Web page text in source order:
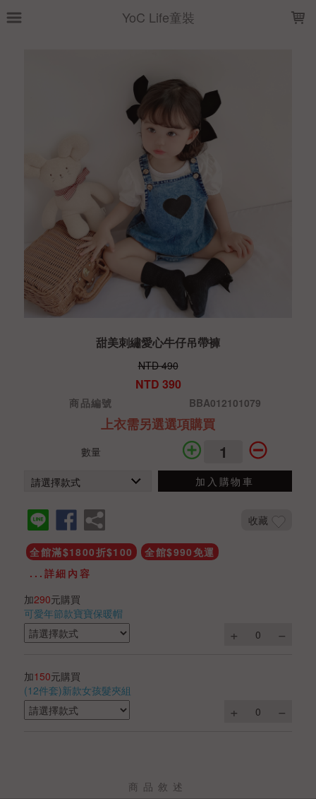
YoC Life童裝
甜美刺繡愛心牛仔吊帶褲
NTD 490
NTD 390
商品編號 BBA012101079
上衣需另選選項購買
數量
加入購物車
收藏
全館滿$1800折$100
全館$990免運
...詳細內容
加290元購買
可愛年節款寶寶保暖帽
加150元購買
(12件套)新款女孩髮夾組
商品敘述